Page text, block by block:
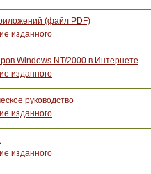
(файл PDF)
изданного
Windows NT/2000 в Интернете
изданного
руководство
изданного
изданного